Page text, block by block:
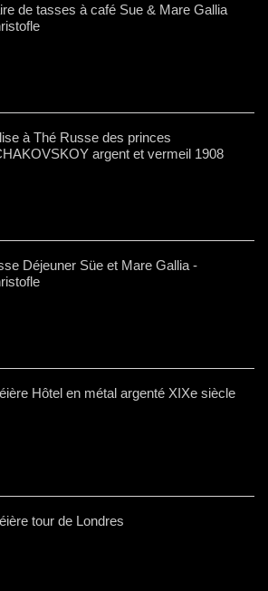
de tasses à café Sue & Mare Gallia
à Thé Russe des princes
argent et vermeil 1908
Déjeuner Süe et Mare Gallia -
Hôtel en métal argenté XIXe siècle
tour de Londres